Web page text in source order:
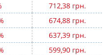
712,38 грн.
674,88 грн.
637,39 грн.
599,90 грн.